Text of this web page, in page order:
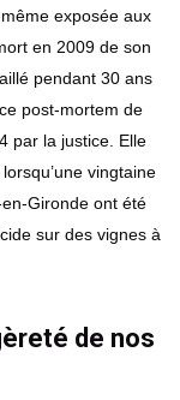
exposée aux
en 2009 de son
pendant 30 ans
post-mortem de
par la justice. Elle
vingtaine
en-Gironde ont été
sur des vignes à
de nos